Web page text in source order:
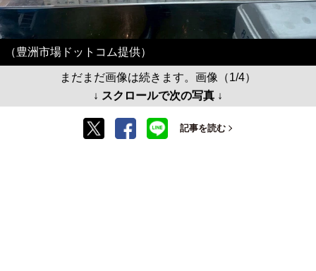
（豊洲市場ドットコム提供）
まだまだ画像は続きます。画像（1/4）
↓ スクロールで次の写真 ↓
記事を読む